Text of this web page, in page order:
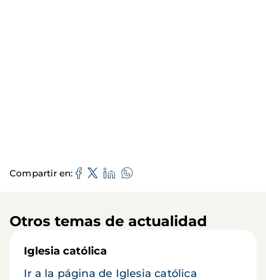
Compartir en
Otros temas de actualidad
Iglesia católica
Ir a la página de Iglesia católica